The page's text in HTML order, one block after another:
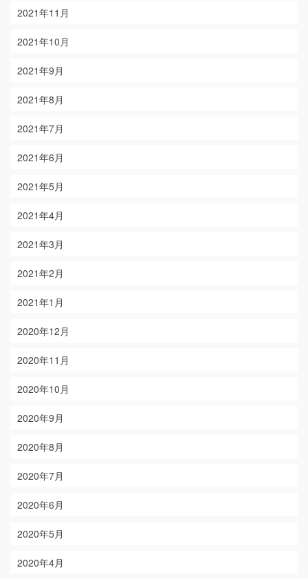
2021年11月
2021年10月
2021年9月
2021年8月
2021年7月
2021年6月
2021年5月
2021年4月
2021年3月
2021年2月
2021年1月
2020年12月
2020年11月
2020年10月
2020年9月
2020年8月
2020年7月
2020年6月
2020年5月
2020年4月